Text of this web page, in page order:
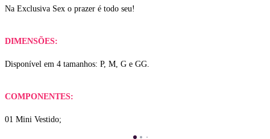
Na Exclusiva Sex o prazer é todo seu!
DIMENSÕES:
Disponível em 4 tamanhos: P, M, G e GG.
COMPONENTES:
01 Mini Vestido;